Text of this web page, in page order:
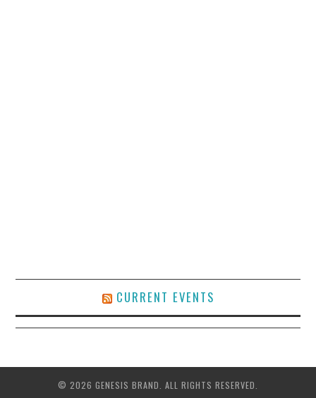
CURRENT EVENTS
© 2026 GENESIS BRAND. ALL RIGHTS RESERVED.